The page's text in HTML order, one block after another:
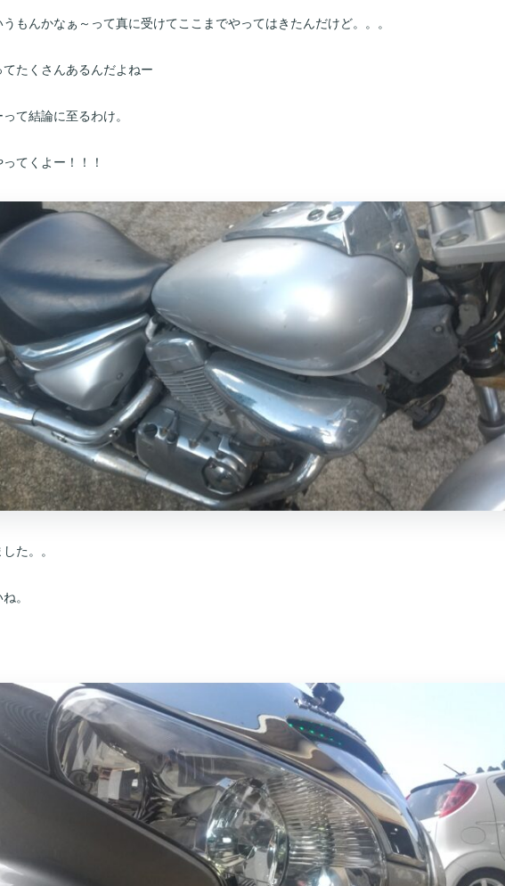
もんかなぁ～って真に受けてここまでやってはきたんだけど。。。
たくさんあるんだよねー
て結論に至るわけ。
てくよー！！！
た。。
。